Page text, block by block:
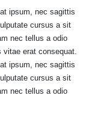
ipsum, nec sagittis
cursus a sit
nec tellus a odio
vitae erat consequat.
ipsum, nec sagittis
cursus a sit
nec tellus a odio